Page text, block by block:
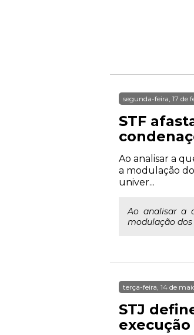
segunda-feira, 17 de
STF
Ao analisar a
a modulação
univer...
Ao analisar a
modulação
terça-feira, 14 de
STJ